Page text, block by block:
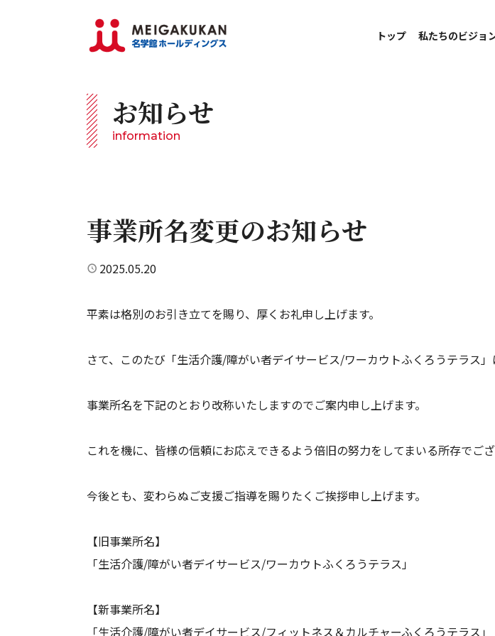
トップ 私たちのビジョ
お知らせ
information
事業所名変更のお知らせ
2025.05.20
平素は格別のお引き立てを賜り、厚くお礼申し上げます。
さて、このたび「生活介護/障がい者デイサービス/ワーカウトふくろうテラス」
事業所名を下記のとおり改称いたしますのでご案内申し上げます。
これを機に、皆様の信頼にお応えできるよう倍旧の努力をしてまいる所存でござ
今後とも、変わらぬご支援ご指導を賜りたくご挨拶申し上げます。
【旧事業所名】
「生活介護/障がい者デイサービス/ワーカウトふくろうテラス」
【新事業所名】
「生活介護/障がい者デイサービス/フィットネス＆カルチャーふくろうテラス」